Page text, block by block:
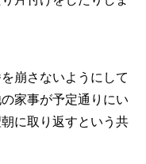
崩さないようにして
家事が予定通りにい
に取り返すという共